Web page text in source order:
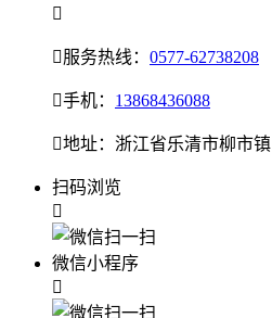

服务热线： 0577-62738208
手机： 13868436088
地址：浙江省乐清市柳市镇
扫码浏览

微信小程序
